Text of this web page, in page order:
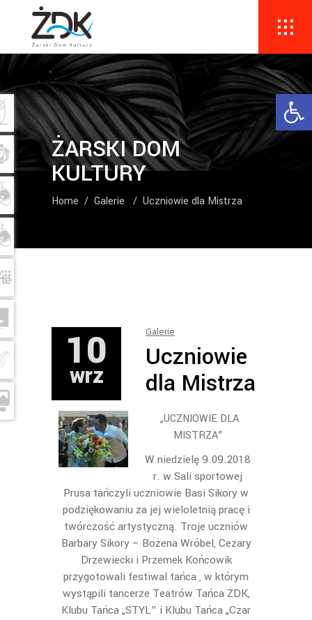
ŻARSKI DOM
KULTURY
Home / Galerie / Uczniowie dla Mistrza
10
wrz
Galerie
Uczniowie
dla Mistrza
„UCZNIOWIE DLA
MISTRZA”
W niedzielę 9.09.2018
r. w Sali sportowej
Prusa tańczyli uczniowie Basi Sikory w
podziękowaniu za jej wieloletnią pracę i
twórczość artystyczną. Troje uczniów
Barbary Sikory – Bożena Wróbel, Cezary
Drzewiecki i Przemek Końcowik
przygotowali festiwal tańca , w którym
wystąpili tancerze Teatrów Tańca ŻDK,
Klubu Tańca „STYL” i Klubu Tańca „Czar